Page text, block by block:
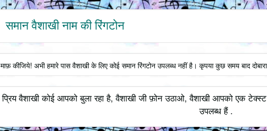
समान वैशाखी नाम की रिंगटोन
माफ़ कीजिये! अभी हमारे पास वैशाखी के लिए कोई समान रिंगटोन उपलब्ध नहीं है। कृपया कुछ समय बाद
प्रिय वैशाखी कोई आपको बुला रहा है, वैशाखी जी फ़ोन उठाओ, वैशाखी आपको एक
उपलब्ध हैं .